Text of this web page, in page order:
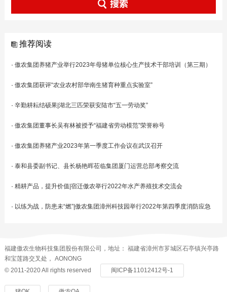
推荐阅读
· 傲农集团养猪产业举行2023年母猪单位核心生产技术干部培训（第三期）
· 傲农集团获评“农业农村部华南生猪育种重点实验室”
· 辛勤耕耘结硕果|湖北三匹荣获安陆市“五一劳动奖”
· 傲农集团董事长吴有林被授予“福建省劳动模范”荣誉称号
· 傲农集团养猪产业2023年第一季度工作会议在武汉召开
· 泰和县委副书记、县长杨艳晖莅临集团厦门运营总部考察交流
· 精耕产品，提升价值|宿迁傲农举行2022年水产养殖技术交流会
· 以练为战，防患未“燃”|傲农集团漳州科技园举行2022年第四季度消防应急
福建傲农生物科技集团股份有限公司，地址： 福建省漳州市芗城区石亭镇兴亭路
和宝莲路交叉处， AONONG
© 2011-2020 All rights reserved
闽ICP备11012412号-1